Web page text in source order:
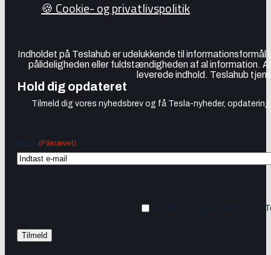
🍪 Cookie- og privatlivspolitik
Indholdet på Teslahub er udelukkende til
pålideligheden eller fuldstændigheden af al information.
leverede indhold. Teslahub
Hold dig opdateret
Tilmeld dig vores nyhedsbrev og få Tesla-nyheder,
(Påkrævet)
Ja tak, jeg vil gerne modtage